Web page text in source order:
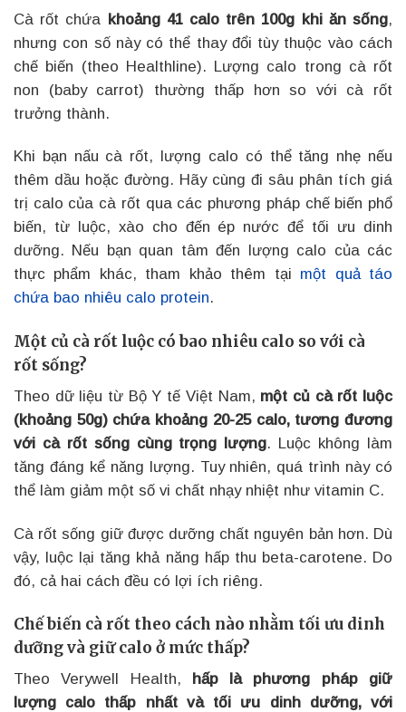
Cà rốt chứa khoảng 41 calo trên 100g khi ăn sống,
nhưng con số này có thể thay đổi tùy thuộc vào cách
chế biến (theo Healthline). Lượng calo trong cà rốt
non (baby carrot) thường thấp hơn so với cà rốt
trưởng thành.
Khi bạn nấu cà rốt, lượng calo có thể tăng nhẹ nếu
thêm dầu hoặc đường. Hãy cùng đi sâu phân tích giá
trị calo của cà rốt qua các phương pháp chế biến phổ
biến, từ luộc, xào cho đến ép nước để tối ưu dinh
dưỡng. Nếu bạn quan tâm đến lượng calo của các
thực phẩm khác, tham khảo thêm tại một quả táo
chứa bao nhiêu calo protein.
Một củ cà rốt luộc có bao nhiêu calo so với cà
rốt sống?
Theo dữ liệu từ Bộ Y tế Việt Nam, một củ cà rốt luộc
(khoảng 50g) chứa khoảng 20-25 calo, tương đương
với cà rốt sống cùng trọng lượng. Luộc không làm
tăng đáng kể năng lượng. Tuy nhiên, quá trình này có
thể làm giảm một số vi chất nhạy nhiệt như vitamin C.
Cà rốt sống giữ được dưỡng chất nguyên bản hơn. Dù
vậy, luộc lại tăng khả năng hấp thu beta-carotene. Do
đó, cả hai cách đều có lợi ích riêng.
Chế biến cà rốt theo cách nào nhằm tối ưu dinh
dưỡng và giữ calo ở mức thấp?
Theo Verywell Health, hấp là phương pháp giữ
lượng calo thấp nhất và tối ưu dinh dưỡng, với